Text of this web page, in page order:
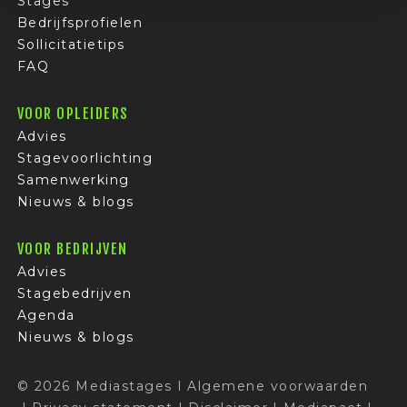
Bedrijfsprofielen
Sollicitatietips
FAQ
VOOR OPLEIDERS
Advies
Stagevoorlichting
Samenwerking
Nieuws & blogs
VOOR BEDRIJVEN
Advies
Stagebedrijven
Agenda
Nieuws & blogs
© 2026 Mediastages I Algemene voorwaarden